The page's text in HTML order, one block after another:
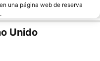
una página web de reserva
Unido